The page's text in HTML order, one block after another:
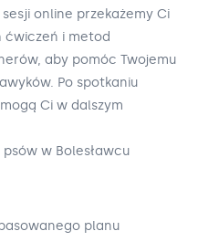
online przekażemy Ci
ćwiczeń i metod
aby pomóc Twojemu
Po spotkaniu
Ci w dalszym
w Bolesławcu
planu